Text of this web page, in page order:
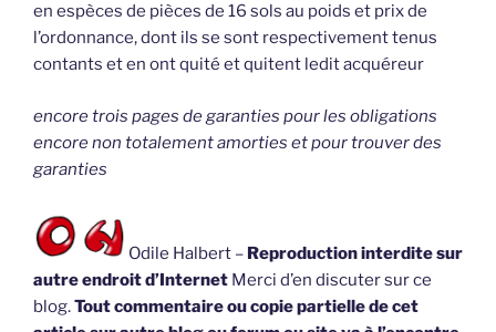
en espèces de pièces de 16 sols au poids et prix de
l’ordonnance, dont ils se sont respectivement tenus
contants et en ont quité et quitent ledit acquéreur
encore trois pages de garanties pour les obligations
encore non totalement amorties et pour trouver des
garanties
Odile Halbert – Reproduction interdite sur
autre endroit d’Internet Merci d’en discuter sur ce
blog.Tout commentaire ou copie partielle de cet